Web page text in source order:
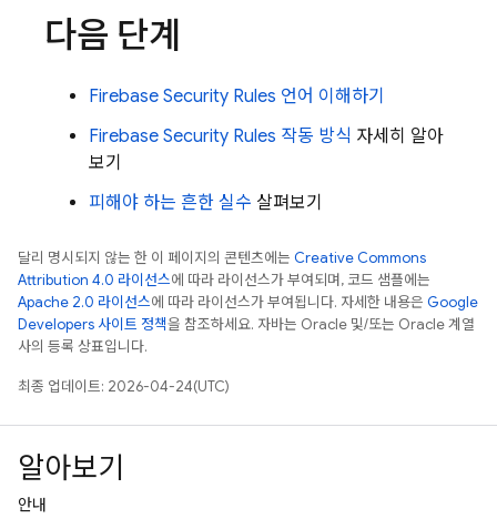
다음 단계
Firebase Security Rules 언어 이해하기
Firebase Security Rules 작동 방식 자세히 알아
보기
피해야 하는 흔한 실수 살펴보기
달리 명시되지 않는 한 이 페이지의 콘텐츠에는 Creative Commons
Attribution 4.0 라이선스에 따라 라이선스가 부여되며, 코드 샘플에는
Apache 2.0 라이선스에 따라 라이선스가 부여됩니다. 자세한 내용은 Google
Developers 사이트 정책을 참조하세요. 자바는 Oracle 및/또는 Oracle 계열
사의 등록 상표입니다.
최종 업데이트: 2026-04-24(UTC)
알아보기
안내